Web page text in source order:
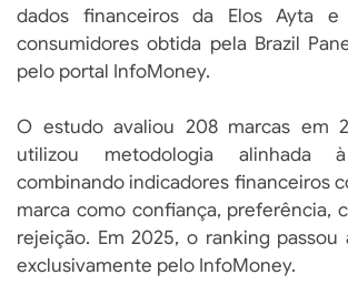
dados financeiros da Elos Ayta e
consumidores obtida pela Brazil
pelo portal InfoMoney.
O estudo avaliou 208 marcas em
utilizou metodologia alinhada
combinando indicadores financeiros
marca como confiança, preferência,
rejeição. Em 2025, o ranking passou
exclusivamente pelo InfoMoney.